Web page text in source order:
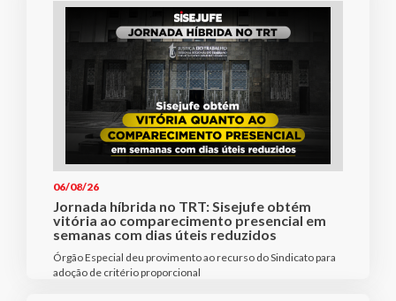
06/08/26
Jornada híbrida no TRT: Sisejufe obtém
vitória ao comparecimento presencial em
semanas com dias úteis reduzidos
Órgão Especial deu provimento ao recurso do Sindicato para
adoção de critério proporcional